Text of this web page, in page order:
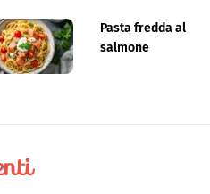
Pasta fredda al
salmone